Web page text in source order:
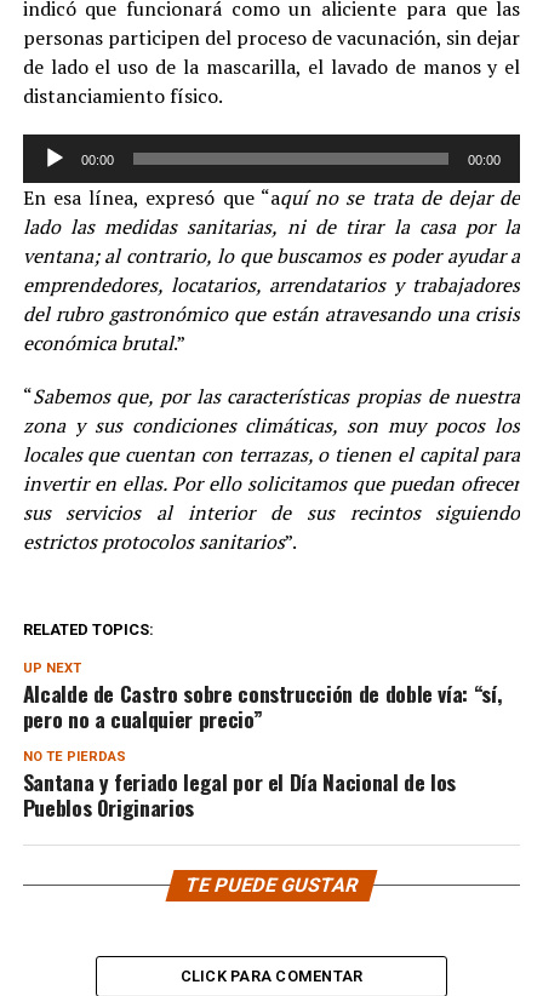
indicó que funcionará como un aliciente para que las
personas participen del proceso de vacunación, sin dejar
de lado el uso de la mascarilla, el lavado de manos y el
distanciamiento físico.
Reproductor
audio
00:00 00:00
En esa línea, expresó que “aquí no se trata de dejar de
lado las medidas sanitarias, ni de tirar la casa por la
ventana; al contrario, lo que buscamos es poder ayudar a
emprendedores, locatarios, arrendatarios y trabajadores
del rubro gastronómico que están atravesando una crisis
económica brutal.”
“Sabemos que, por las características propias de nuestra
zona y sus condiciones climáticas, son muy pocos los
locales que cuentan con terrazas, o tienen el capital para
invertir en ellas. Por ello solicitamos que puedan ofrecer
sus servicios al interior de sus recintos siguiendo
estrictos protocolos sanitarios”.
RELATED TOPICS:
UP NEXT
Alcalde de Castro sobre construcción de doble vía: “sí,
pero no a cualquier precio”
NO TE PIERDAS
Santana y feriado legal por el Día Nacional de los
Pueblos Originarios
TE PUEDE GUSTAR
CLICK PARA COMENTAR